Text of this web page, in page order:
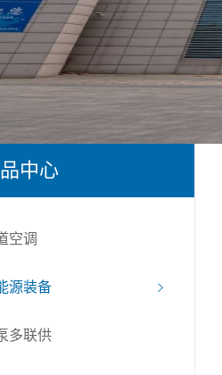
中心
空调
源装备
多联供